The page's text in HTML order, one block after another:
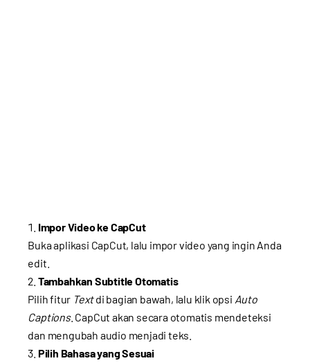
Impor Video ke CapCut
Buka aplikasi CapCut, lalu impor video yang ingin Anda
edit.
Tambahkan Subtitle Otomatis
Pilih fitur Textdi bagian bawah, lalu klik opsi Auto
Captions. CapCut akan secara otomatis mendeteksi
dan mengubah audio menjadi teks.
Pilih Bahasa yang Sesuai